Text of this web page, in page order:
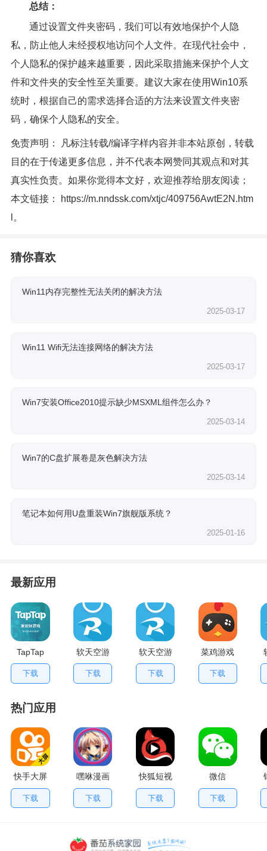
总结：
通过设置文件夹密码，我们可以有效地保护个人隐
私，防止他人未经授权地访问个人文件。在现代社会中，
个人隐私的保护越来越重要，因此采取措施来保护个人文
件和文件夹的安全性至关重要。建议大家在使用Win10系
统时，根据自己的需求选择合适的方法来设置文件夹密
码，确保个人隐私的安全。
免责声明： 凡标注转载/编译字样内容并非本站原创，转载
目的在于传递更多信息，并不代表本网赞同其观点和对其
真实性负责。如果你觉得本文好，欢迎推荐给朋友阅读；
本文链接：
https://m.nndssk.com/xtjc/409756AwtE2N.htm
。
猜你喜欢
Win11内存完整性无法关闭的解决方法
2025-03-17
Win11 Wifi无法连接网络的解决方法
2025-03-17
Win7安装Office2010提示缺少MSXML组件怎么办？
2025-03-14
Win7的C盘扩展卷是灰色解决方法
2025-03-14
笔记本如何用U盘重装Win7旗舰版系统？
2025-01-16
最新应用
TapTap
V2.84.0
手机版
下载
软天空游
戏盒应用
下载
软天空游
戏大全
App
下载
菜鸡游戏
不用排队
版
下载
热门应用
快手大屏
版
下载
嘿咻漫画
下载
快狐短视
频
下载
微信
下载